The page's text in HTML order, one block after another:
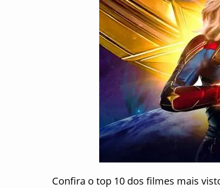
Confira o top 10 dos filmes mais